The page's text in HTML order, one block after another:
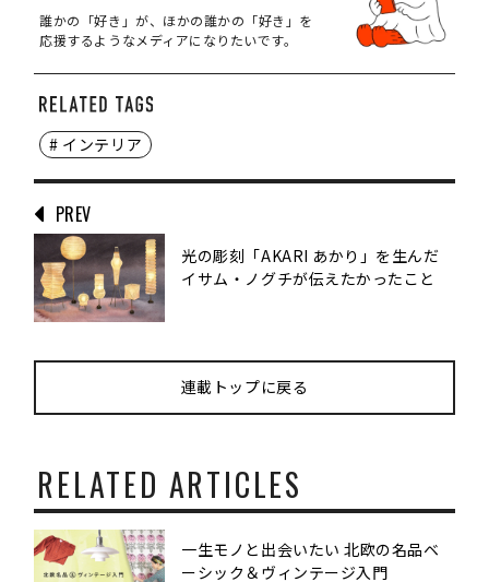
誰かの「好き」が、ほかの誰かの「好き」を
応援するようなメディアになりたいです。
# インテリア
PREV
光の彫刻「AKARI あかり」を生んだ
イサム・ノグチが伝えたかったこと
連載トップに戻る
RELATED ARTICLES
一生モノと出会いたい 北欧の名品ベ
ーシック＆ヴィンテージ入門